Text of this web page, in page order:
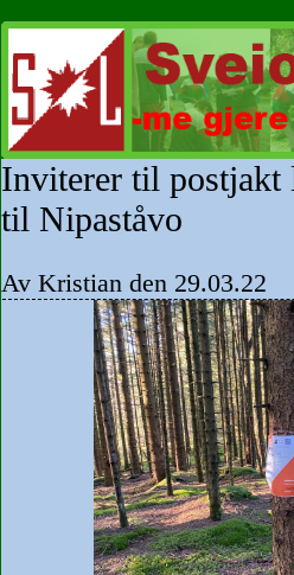
Inviterer til postjakt
til Nipaståvo
Av Kristian den 29.03.22